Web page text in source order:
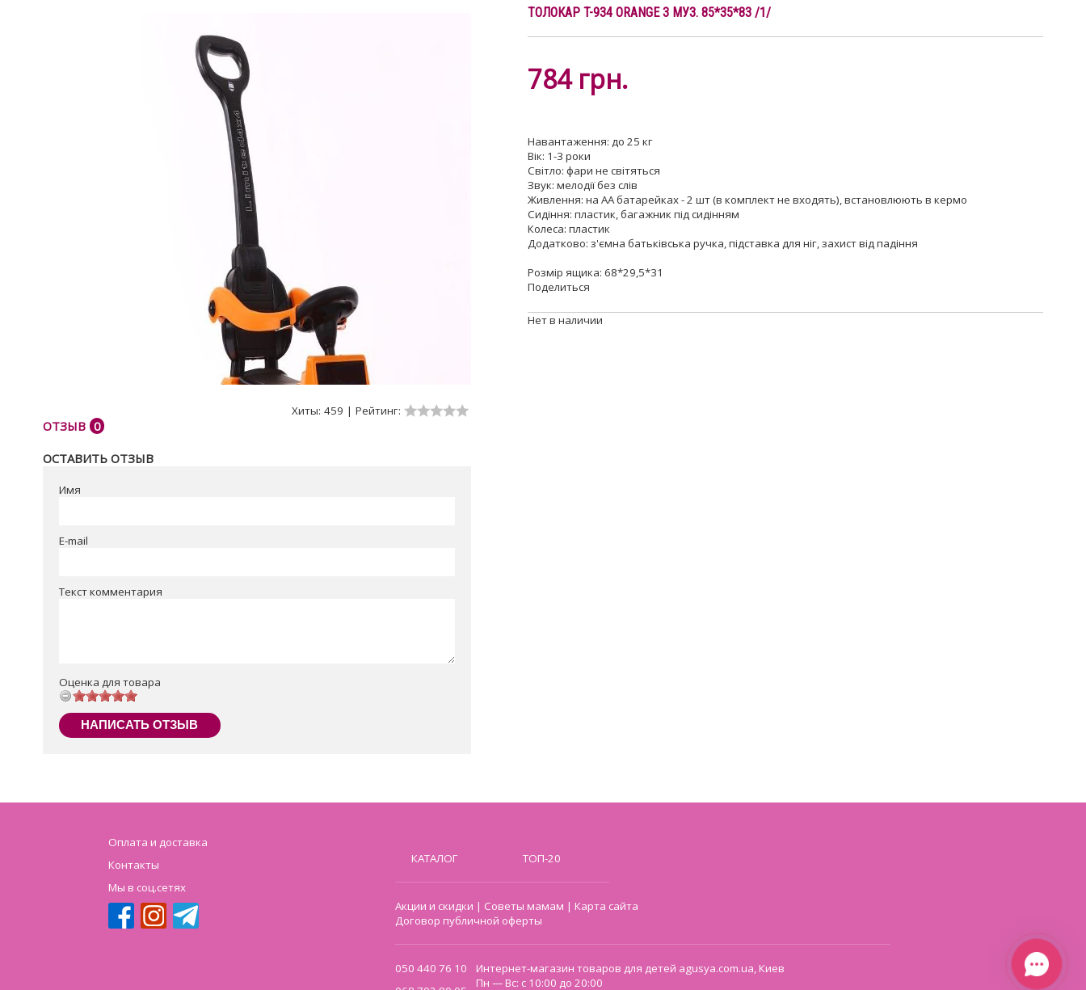
Хиты: 459 | Рейтинг:
ОТЗЫВ 0
ОСТАВИТЬ ОТЗЫВ
Имя
E-mail
Текст комментария
Оценка для товара
НАПИСАТЬ ОТЗЫВ
ТОЛОКАР T-934 ORANGE З МУЗ. 85*35*83 /1/
784 грн.
Навантаження: до 25 кг
Вік: 1-3 роки
Світло: фари не світяться
Звук: мелодії без слів
Живлення: на АА батарейках - 2 шт (в комплект не входять), встановлюють в кермо
Сидіння: пластик, багажник під сидінням
Колеса: пластик
Додатково: з'ємна батьківська ручка, підставка для ніг, захист від падіння
Розмір ящика: 68*29,5*31
Поделиться
Нет в наличии
Оплата и доставка
Контакты
Мы в соц.сетях
КАТАЛОГ ТОП-20
Акции и скидки | Советы мамам |Карта сайта
Договор публичной оферты
050 440 76 10
Интернет-магазин товаров для детей agusya.com.ua, Киев
Пн — Вс: с 10:00 до 20:00